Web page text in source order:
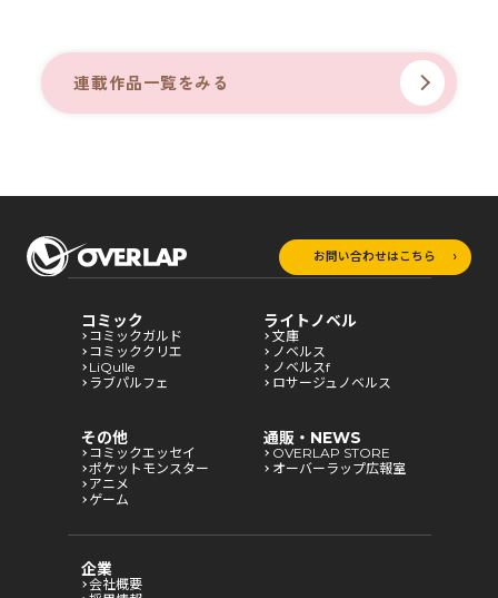
連載作品一覧をみる
お問い合わせはこちら
コミック
コミックガルド
コミッククリエ
LiQulle
ラブパルフェ
ライトノベル
文庫
ノベルス
ノベルスf
ロサージュノベルス
その他
コミックエッセイ
ポケットモンスター
アニメ
ゲーム
通販・NEWS
OVERLAP STORE
オーバーラップ広報室
企業
会社概要